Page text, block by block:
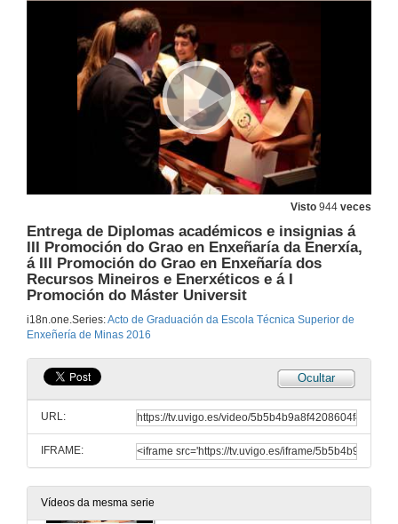
Visto 944 veces
Entrega de Diplomas académicos e insignias á
III Promoción do Grao en Enxeñaría da Enerxía,
á III Promoción do Grao en Enxeñaría dos
Recursos Mineiros e Enerxéticos e á I
Promoción do Máster Universit
i18n.one.Series:Acto de Graduación da Escola Técnica Superior de
Enxeñería de Minas 2016
Ocultar
URL:
IFRAME:
Vídeos da mesma serie
8 de xul. de 2016
8 de xul. de 2016
8 de xul. de 2016
Discurso dos representantes de alumnos
8 de xul. de 2016
8 de xul. de 2016
Palabras da Directora da Escola Técnica Superior de Enxeñaría de Minas